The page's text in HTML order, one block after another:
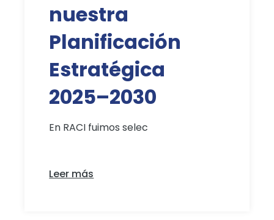
nuestra
Planificación
Estratégica
2025–2030
En RACI fuimos selec
Leer más